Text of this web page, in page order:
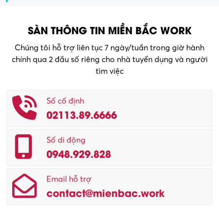
SÀN THÔNG TIN MIỀN BẮC WORK
Chúng tôi hỗ trợ liên tục 7 ngày/tuần trong giờ hành
chính qua 2 đầu số riêng cho nhà tuyển dụng và người
tìm việc
Số cố định
02113.89.6666
Số di động
0948.929.828
Email hỗ trợ
contact@mienbac.work